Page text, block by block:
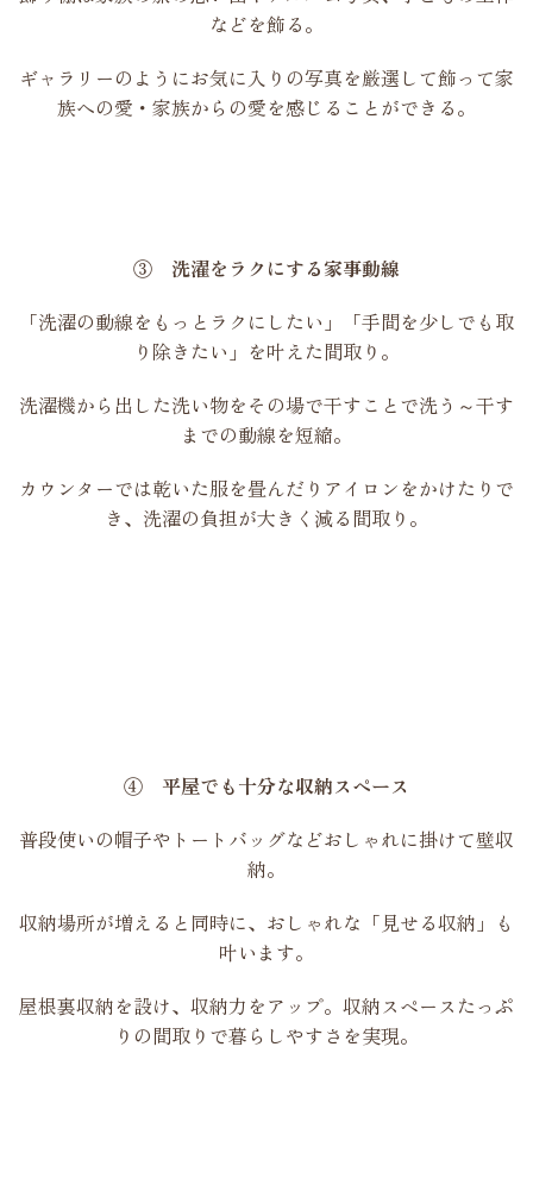
などを飾る。
ギャラリーのようにお気に入りの写真を厳選して飾って家
族への愛・家族からの愛を感じることができる。
③ 洗濯をラクにする家事動線
「洗濯の動線をもっとラクにしたい」「手間を少しでも取
り除きたい」を叶えた間取り。
洗濯機から出した洗い物をその場で干すことで洗う～干す
までの動線を短縮。
カウンターでは乾いた服を畳んだりアイロンをかけたりで
き、洗濯の負担が大きく減る間取り。
④ 平屋でも十分な収納スペース
普段使いの帽子やトートバッグなどおしゃれに掛けて壁収
納。
収納場所が増えると同時に、おしゃれな「見せる収納」も
叶います。
屋根裏収納を設け、収納力をアップ。収納スペースたっぷ
りの間取りで暮らしやすさを実現。